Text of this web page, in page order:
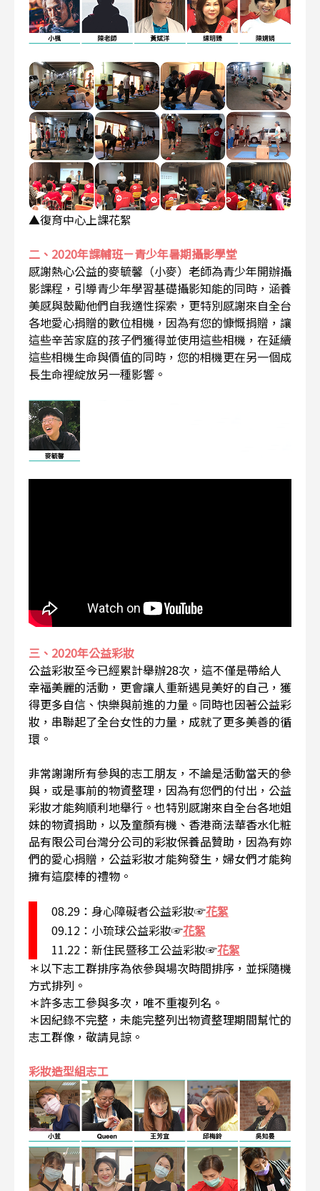
▲復育中心上課花絮
二、2020年課輔班－青少年暑期攝影學堂
感謝熱心公益的麥毓馨（小麥）老師為青少年開辦攝
影課程，引導青少年學習基礎攝影知能的同時，涵養
美感與鼓勵他們自我適性探索，更特別感謝來自全台
各地愛心捐贈的數位相機，因為有您的慷慨捐贈，讓
這些辛苦家庭的孩子們獲得並使用這些相機，在延續
這些相機生命與價值的同時，您的相機更在另一個成
長生命裡綻放另一種影響。
三、2020年公益彩妝
公益彩妝至今已經累計舉辦28次，這不僅是帶給人
幸福美麗的活動，更會讓人重新遇見美好的自己，獲
得更多自信、快樂與前進的力量。同時也因著公益彩
妝，串聯起了全台女性的力量，成就了更多美善的循
環。
非常謝謝所有參與的志工朋友，不論是活動當天的參
與，或是事前的物資整理，因為有您們的付出，公益
彩妝才能夠順利地舉行。也特別感謝來自全台各地姐
妹的物資捐助，以及童顏有機、香港商法華香水化粧
品有限公司台灣分公司的彩妝保養品贊助，因為有妳
們的愛心捐贈，公益彩妝才能夠發生，婦女們才能夠
擁有這麼棒的禮物。
08.29：身心障礙者公益彩妝☞花絮
09.12：小琉球公益彩妝☞花絮
11.22：新住民暨移工公益彩妝☞花絮
＊以下志工群排序為依參與場次時間排序，並採隨機
方式排列。
＊許多志工參與多次，唯不重複列名。
＊因紀錄不完整，未能完整列出物資整理期間幫忙的
志工群像，敬請見諒。
彩妝造型組志工